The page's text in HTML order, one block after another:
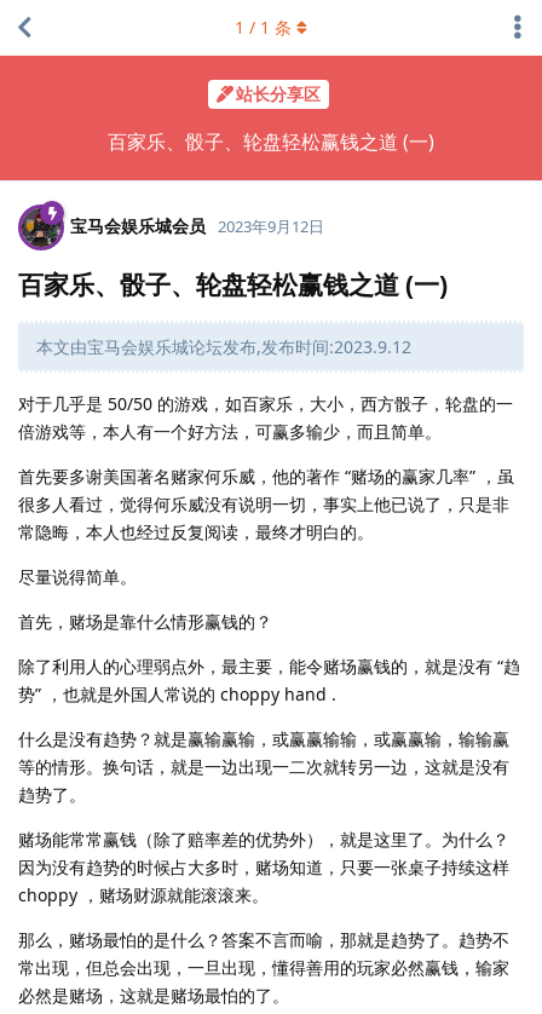
站长分享区
百家乐、骰子、轮盘轻松赢钱之道 (一)
1 / 1 条
宝马会娱乐城会员 2023年9月12日
百家乐、骰子、轮盘轻松赢钱之道 (一)
本文由宝马会娱乐城论坛发布,发布时间:2023.9.12
对于几乎是 50/50 的游戏，如百家乐，大小，西方骰子，轮盘的一
倍游戏等，本人有一个好方法，可赢多输少，而且简单。
首先要多谢美国著名赌家何乐威，他的著作 “赌场的赢家几率” ，虽
很多人看过，觉得何乐威没有说明一切，事实上他已说了，只是非
常隐晦，本人也经过反复阅读，最终才明白的。
尽量说得简单。
首先，赌场是靠什么情形赢钱的？
除了利用人的心理弱点外，最主要，能令赌场赢钱的，就是没有 “趋
势” ，也就是外国人常说的 choppy hand .
什么是没有趋势？就是赢输赢输，或赢赢输输，或赢赢输，输输赢
等的情形。换句话，就是一边出现一二次就转另一边，这就是没有
趋势了。
赌场能常常赢钱（除了赔率差的优势外），就是这里了。为什么？
因为没有趋势的时候占大多时，赌场知道，只要一张桌子持续这样
choppy ，赌场财源就能滚滚来。
那么，赌场最怕的是什么？答案不言而喻，那就是趋势了。趋势不
常出现，但总会出现，一旦出现，懂得善用的玩家必然赢钱，输家
必然是赌场，这就是赌场最怕的了。